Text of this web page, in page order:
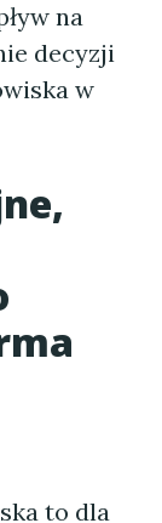
na
decyzji
w
to dla